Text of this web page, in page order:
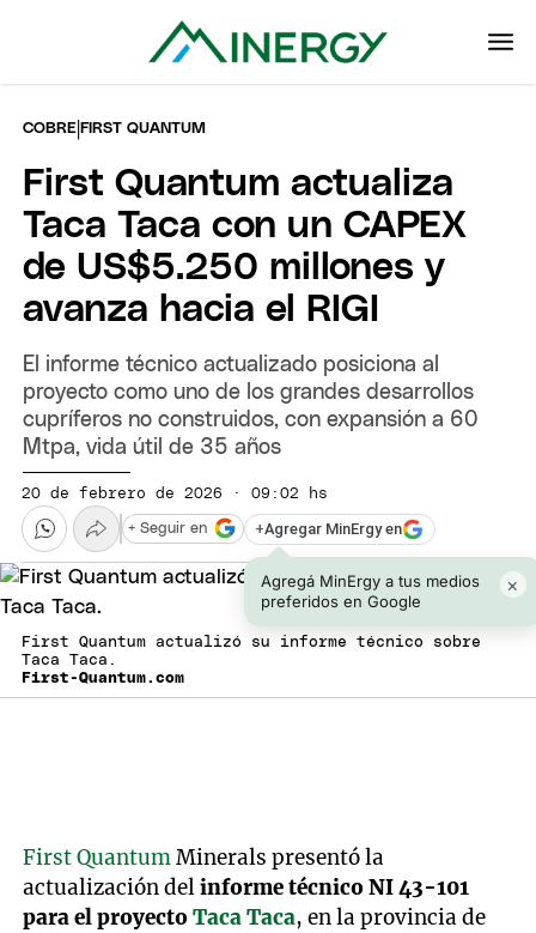
COBRE |FIRST QUANTUM
First Quantum actualiza
Taca Taca con un CAPEX
de US$5.250 millones y
avanza hacia el RIGI
El informe técnico actualizado posiciona al
proyecto como uno de los grandes desarrollos
cupríferos no construidos, con expansión a 60
Mtpa, vida útil de 35 años
20 de febrero de 2026 · 09:02 hs
+Agregar MinErgy en
Agregá MinErgy a tus medios
preferidos en Google
×
+ Seguir en
First Quantum actualizó su informe técnico sobre
Taca Taca.
First-Quantum.com
First QuantumMinerals presentó la
actualización delinforme técnico NI 43-101
para el proyectoTaca Taca, en la provincia de